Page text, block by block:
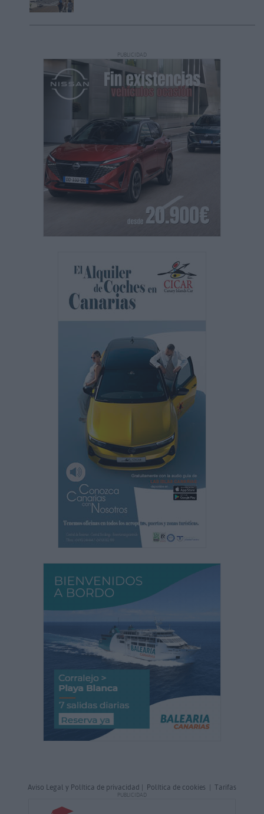
PUBLICIDAD
Aviso Legal y Política de privacidad | Política de cookies | Tarifas
PUBLICIDAD